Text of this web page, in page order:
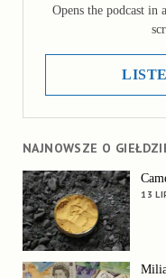
Opens the podcast
NAJNOWSZE O
13